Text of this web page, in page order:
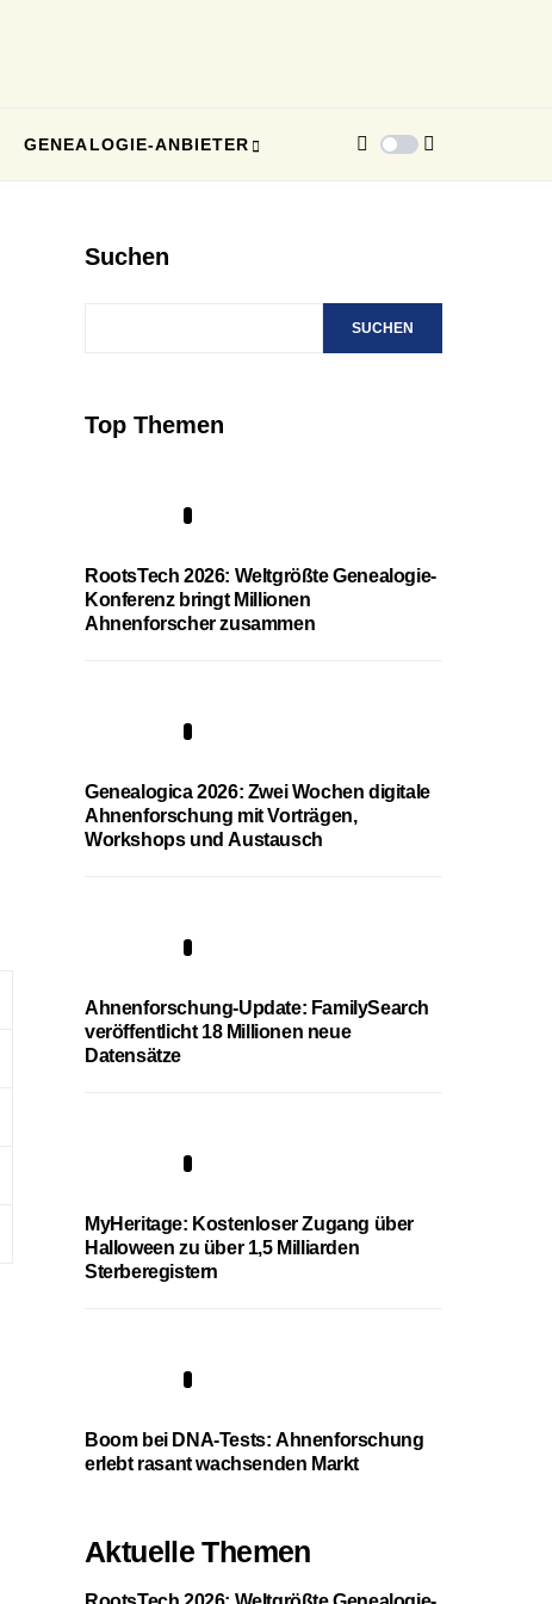
GENEALOGIE-ANBIETER
Suchen
SUCHEN
Top Themen
RootsTech 2026: Weltgrößte Genealogie-
Konferenz bringt Millionen
Ahnenforscher zusammen
Genealogica 2026: Zwei Wochen digitale
Ahnenforschung mit Vorträgen,
Workshops und Austausch
Ahnenforschung-Update: FamilySearch
veröffentlicht 18 Millionen neue
Datensätze
MyHeritage: Kostenloser Zugang über
Halloween zu über 1,5 Milliarden
Sterberegistern
Boom bei DNA-Tests: Ahnenforschung
erlebt rasant wachsenden Markt
Aktuelle Themen